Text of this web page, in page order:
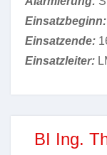
Einsatzbeginn:
Einsatzende:
Einsatzleiter:
BI Ing.